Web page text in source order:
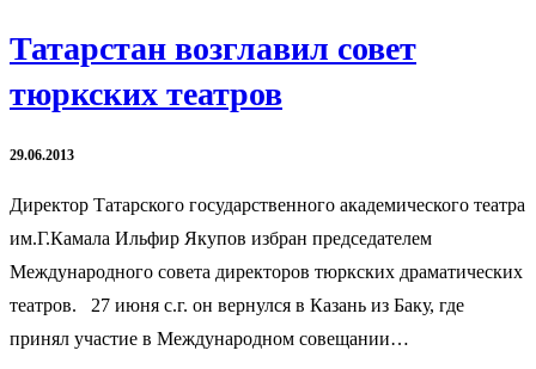
Татарстан возглавил совет
тюркских театров
29.06.2013
Директор Татарского государственного академического театра
им.Г.Камала Ильфир Якупов избран председателем
Международного совета директоров тюркских драматических
театров. 27 июня с.г. он вернулся в Казань из Баку, где
принял участие в Международном совещании…